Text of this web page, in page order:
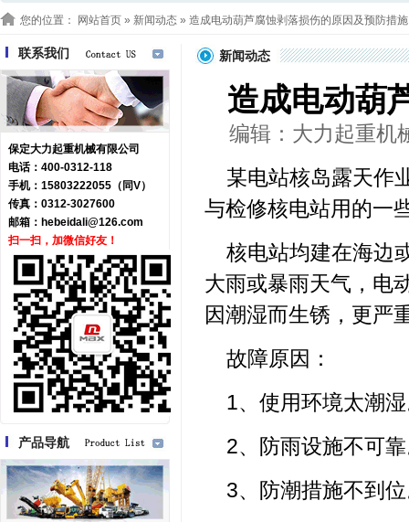
您的位置： 网站首页 » 新闻动态 » 造成电动葫芦腐蚀剥落损伤的原因及预防措施
联系我们
保定大力起重机械有限公司
电话：400-0312-118
手机：15803222055（同V）
传真：0312-3027600
邮箱： hebeidali@126.com
扫一扫，加微信好友！
产品导航
新闻动态
造成电动葫
编辑：大力起重
某电站核岛露天作
与检修核电站用的一
核电站均建在海边
大雨或暴雨天气，电
因潮湿而生锈，更严
故障原因：
1、使用环境太潮
2、防雨设施不可
3、防潮措施不到